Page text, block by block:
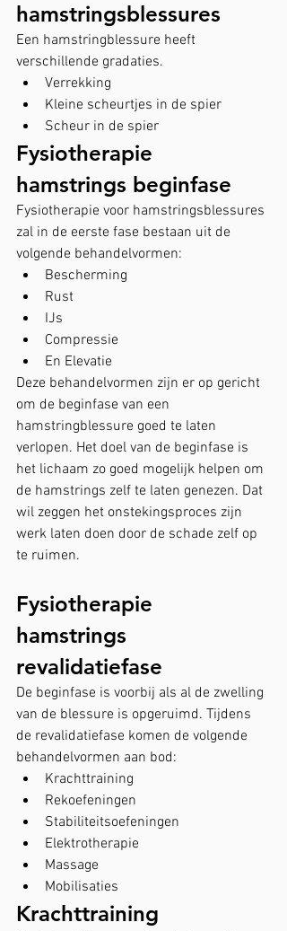
hamstringsblessures
Een hamstringblessure heeft
verschillende gradaties.
Verrekking
Kleine scheurtjes in de spier
Scheur in de spier
Fysiotherapie
hamstrings beginfase
Fysiotherapie voor hamstringsblessures
zal in de eerste fase bestaan uit de
volgende behandelvormen:
Bescherming
Rust
IJs
Compressie
En Elevatie
Deze behandelvormen zijn er op gericht
om de beginfase van een
hamstringblessure goed te laten
verlopen. Het doel van de beginfase is
het lichaam zo goed mogelijk helpen om
de hamstrings zelf te laten genezen. Dat
wil zeggen het onstekingsproces zijn
werk laten doen door de schade zelf op
te ruimen.
Fysiotherapie
hamstrings
revalidatiefase
De beginfase is voorbij als al de zwelling
van de blessure is opgeruimd. Tijdens
de revalidatiefase komen de volgende
behandelvormen aan bod:
Krachttraining
Rekoefeningen
Stabiliteitsoefeningen
Elektrotherapie
Massage
Mobilisaties
Krachttraining